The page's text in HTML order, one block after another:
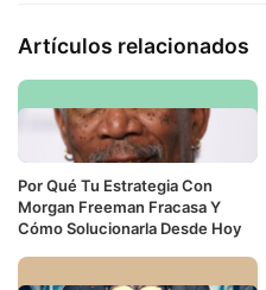
Artículos relacionados
Por Qué Tu Estrategia Con
Morgan Freeman Fracasa Y
Cómo Solucionarla Desde Hoy